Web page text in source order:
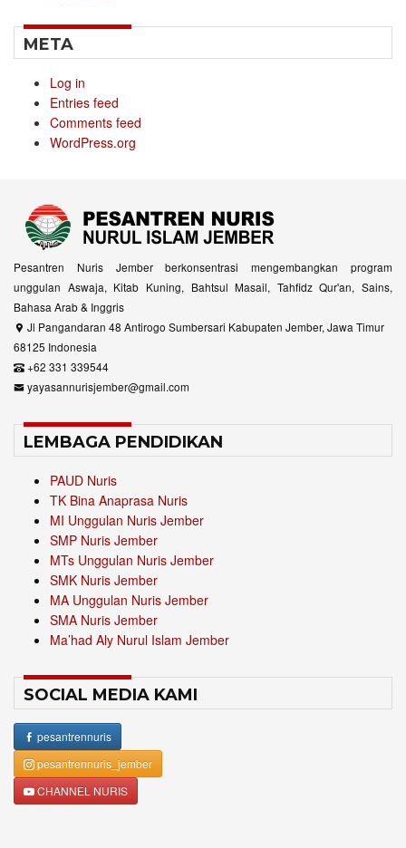
META
Log in
Entries feed
Comments feed
WordPress.org
Pesantren Nuris Jember berkonsentrasi mengembangkan program
unggulan Aswaja, Kitab Kuning, Bahtsul Masail, Tahfidz Qur'an, Sains,
Bahasa Arab & Inggris
Jl Pangandaran 48 Antirogo Sumbersari Kabupaten Jember, Jawa Timur
68125 Indonesia
+62 331 339544
yayasannurisjember@gmail.com
LEMBAGA PENDIDIKAN
PAUD Nuris
TK Bina Anaprasa Nuris
MI Unggulan Nuris Jember
SMP Nuris Jember
MTs Unggulan Nuris Jember
SMK Nuris Jember
MA Unggulan Nuris Jember
SMA Nuris Jember
Ma’had Aly Nurul Islam Jember
SOCIAL MEDIA KAMI
pesantrennuris
pesantrennuris_jember
CHANNEL NURIS